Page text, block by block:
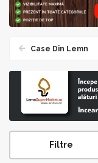
Case Din Lemn
Filtre